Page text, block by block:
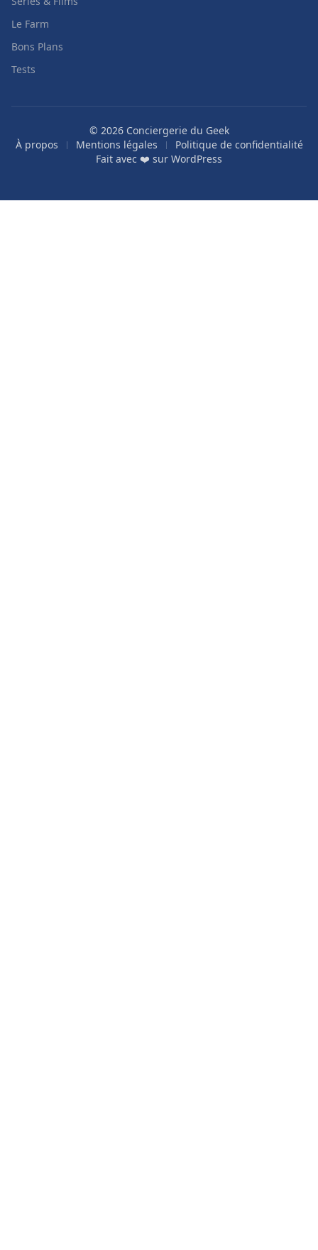
Le Farm
Bons Plans
Tests
© 2026 Conciergerie du Geek
À propos
Mentions légales
Politique de confidentialité
Fait avec ❤️ sur WordPress